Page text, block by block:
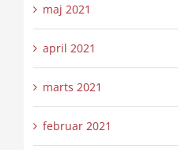
maj 2021
april 2021
marts 2021
februar 2021